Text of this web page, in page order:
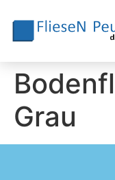
Grau